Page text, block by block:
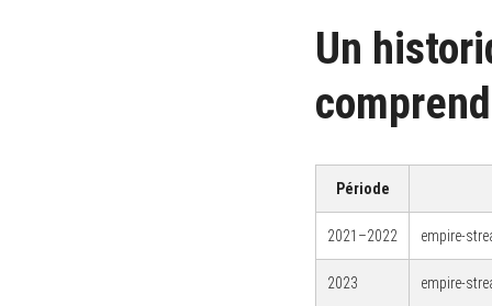
Un
Période
2021–2022 empire-
2023 empire-